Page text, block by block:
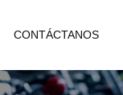
CONTÁCTANOS